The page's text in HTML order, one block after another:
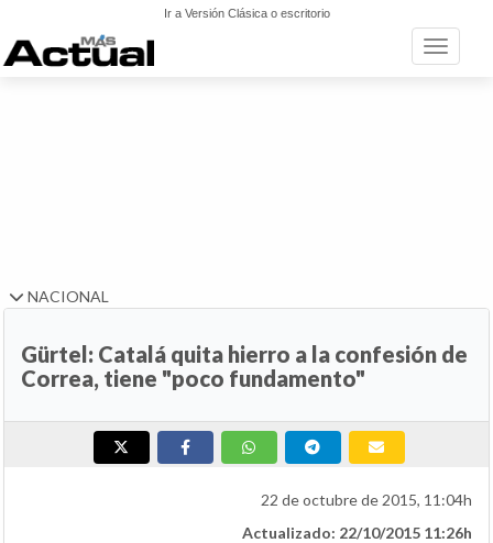
Ir a Versión Clásica o escritorio
Toggle
NACIONAL
Gürtel: Catalá quita hierro a la confesión de
Correa, tiene "poco fundamento"
22 de octubre de 2015, 11:04h
Actualizado: 22/10/2015 11:26h